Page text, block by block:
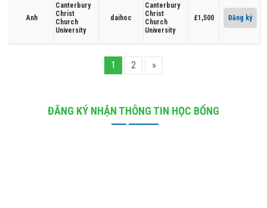
Anh
Canterbury
Christ
Church
University
daihoc
Canterbury
Christ
Church
University
£1,500 Đăng ký
1 2 »
ĐĂNG KÝ NHẬN THÔNG TIN HỌC BỔNG